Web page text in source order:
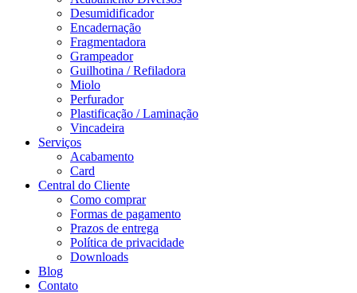
Desumidificador
Encadernação
Fragmentadora
Grampeador
Guilhotina / Refiladora
Miolo
Perfurador
Plastificação / Laminação
Vincadeira
Serviços
Acabamento
Card
Central do Cliente
Como comprar
Formas de pagamento
Prazos de entrega
Política de privacidade
Downloads
Blog
Contato